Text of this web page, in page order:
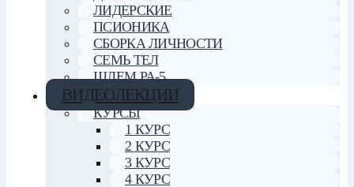
ЛИДЕРСКИЕ
ПСИОНИКА
СБОРКА ЛИЧНОСТИ
СЕМЬ ТЕЛ
ШЛЕМ РА-5
ВИДЕОЛЕКЦИИ
КУРСЫ
1 КУРС
2 КУРС
3 КУРС
4 КУРС